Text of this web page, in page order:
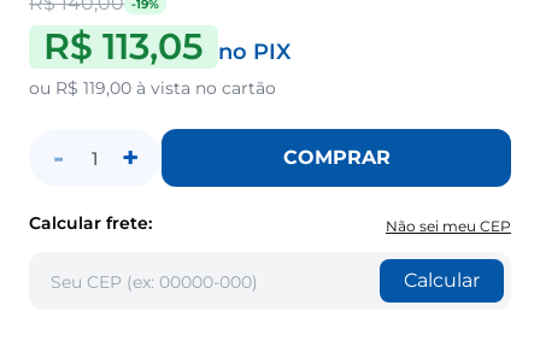
-19%
R$ 113,05 no PIX
ou R$ 119,00 à vista no cartão
- 1 + COMPRAR
Calcular frete: Não sei meu CEP
Calcular